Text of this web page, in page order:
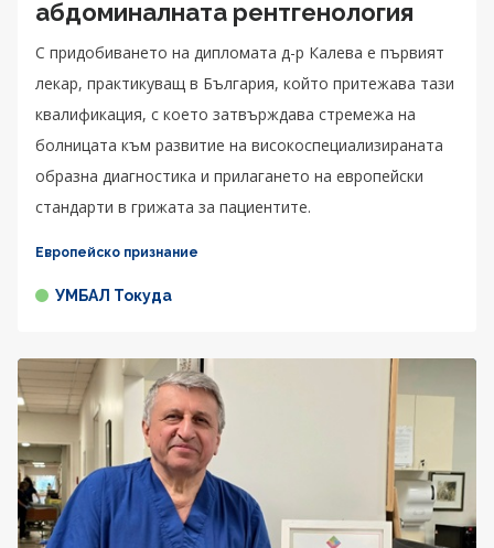
абдоминалната рентгенология
С придобиването на дипломата д-р Калева е първият
лекар, практикуващ в България, който притежава тази
квалификация, с което затвърждава стремежа на
болницата към развитие на високоспециализираната
образна диагностика и прилагането на европейски
стандарти в грижата за пациентите.
Европейско признание
УМБАЛ Токуда